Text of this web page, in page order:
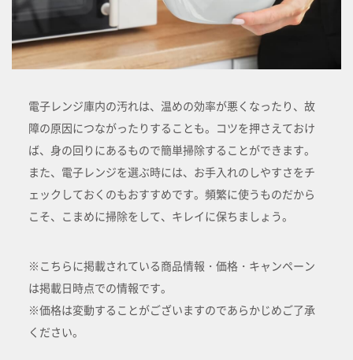
電子レンジ庫内の汚れは、温めの効率が悪くなったり、故
障の原因につながったりすることも。コツを押さえておけ
ば、身の回りにあるもので簡単掃除することができます。
また、電子レンジを選ぶ時には、お手入れのしやすさをチ
ェックしておくのもおすすめです。頻繁に使うものだから
こそ、こまめに掃除をして、キレイに保ちましょう。
※こちらに掲載されている商品情報・価格・キャンペーン
は掲載日時点での情報です。
※価格は変動することがございますのであらかじめご了承
ください。